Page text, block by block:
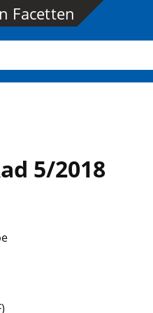
Facetten
5/2018